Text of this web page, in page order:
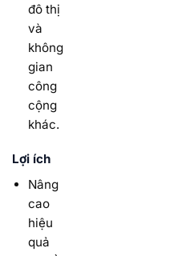
đô thị
và
không
gian
công
cộng
khác.
Lợi ích
Nâng
cao
hiệu
quả